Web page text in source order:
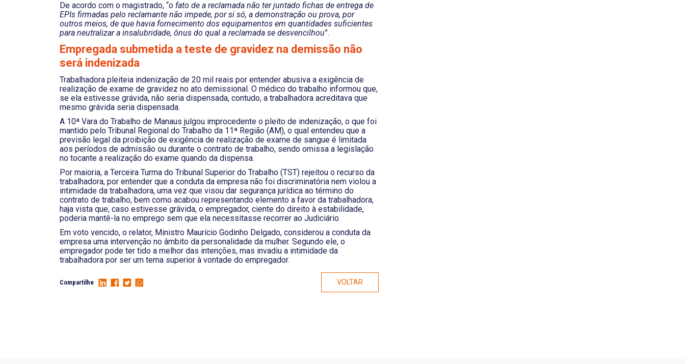
De acordo com o magistrado, “o fato de a reclamada não ter juntado fichas de entrega de
EPIs firmadas pelo reclamante não impede, por si só, a demonstração ou prova, por
outros meios, de que havia fornecimento dos equipamentos em quantidades suficientes
para neutralizar a insalubridade, ônus do qual a reclamada se desvencilhou”.
Empregada submetida a teste de gravidez na demissão não
será indenizada
Trabalhadora pleiteia indenização de 20 mil reais por entender abusiva a exigência de
realização de exame de gravidez no ato demissional. O médico do trabalho informou que,
se ela estivesse grávida, não seria dispensada, contudo, a trabalhadora acreditava que
mesmo grávida seria dispensada.
A 10ª Vara do Trabalho de Manaus julgou improcedente o pleito de indenização, o que foi
mantido pelo Tribunal Regional do Trabalho da 11ª Região (AM), o qual entendeu que a
previsão legal da proibição de exigência de realização de exame de sangue é limitada
aos períodos de admissão ou durante o contrato de trabalho, sendo omissa a legislação
no tocante a realização do exame quando da dispensa.
Por maioria, a Terceira Turma do Tribunal Superior do Trabalho (TST) rejeitou o recurso da
trabalhadora, por entender que a conduta da empresa não foi discriminatória nem violou a
intimidade da trabalhadora, uma vez que visou dar segurança jurídica ao término do
contrato de trabalho, bem como acabou representando elemento a favor da trabalhadora,
haja vista que, caso estivesse grávida, o empregador, ciente do direito à estabilidade,
poderia mantê-la no emprego sem que ela necessitasse recorrer ao Judiciário.
Em voto vencido, o relator, Ministro Maurício Godinho Delgado, considerou a conduta da
empresa uma intervenção no âmbito da personalidade da mulher. Segundo ele, o
empregador pode ter tido a melhor das intenções, mas invadiu a intimidade da
trabalhadora por ser um tema superior à vontade do empregador.
Compartilhe VOLTAR